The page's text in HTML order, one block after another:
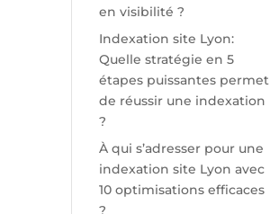
en visibilité ?
Indexation site Lyon:
Quelle stratégie en 5
étapes puissantes permet
de réussir une indexation
?
À qui s’adresser pour une
indexation site Lyon avec
10 optimisations efficaces
?